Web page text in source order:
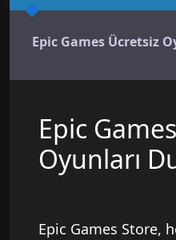
Epic Games Ücretsiz
Epic
Oyunları
Epic Games Store,